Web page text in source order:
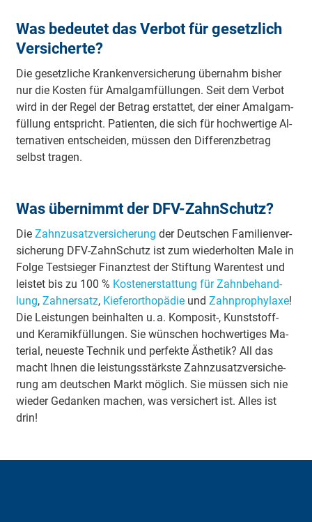
Was bedeutet das Verbot für gesetzlich
Versicherte?
Die ge­setz­li­che Kran­ken­ver­siche­rung über­nahm bis­her
nur die Kos­ten für Amal­gam­fül­lun­gen. Seit dem Ver­bot
wird in der Re­gel der Be­trag er­stat­tet, der ei­ner Amal­gam­
fül­lung ent­spricht. Pa­tien­ten, die sich für hoch­wer­ti­ge Al­
ter­na­tiv­en ent­schei­den, müs­sen den Dif­fe­renz­be­trag
selbst tra­gen.
Was übernimmt der DFV-ZahnSchutz?
Die Zahnzusatzversicherung der Deutschen Fa­mi­lien­ver­
siche­rung DFV-ZahnSchutz ist zum wie­der­hol­ten Male in
Folge Test­sie­ger Fi­nanz­test der Stiftung Warentest und
leistet bis zu 100 % Kos­ten­er­stat­tung für Zahn­be­hand­
lung, Zahnersatz, Kie­fer­or­tho­pä­die und Zahn­pro­phy­la­xe!
Die Leis­tun­gen be­in­hal­ten u. a. Kom­po­sit-, Kunst­stoff-
und Ke­ra­mik­fül­lun­gen. Sie wün­schen hoch­wer­ti­ges Ma­
te­ri­al, neu­es­te Tech­nik und per­fek­te Äs­the­tik? All das
macht Ih­nen die leis­tungs­stärks­te Zahn­zu­satz­ver­siche­
rung am deut­schen Markt mög­lich. Sie müs­sen sich nie
wie­der Ge­dan­ken ma­chen, was ver­si­chert ist. Al­les ist
drin!